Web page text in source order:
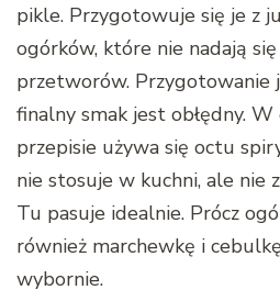
pikle. Przygotowuje się je z
ogórków, które nie nadają
przetworów. Przygotowanie
finalny smak jest obłędny.
przepisie używa się octu
nie stosuje w kuchni, ale nie
Tu pasuje idealnie. Prócz
również marchewkę i
wybornie.